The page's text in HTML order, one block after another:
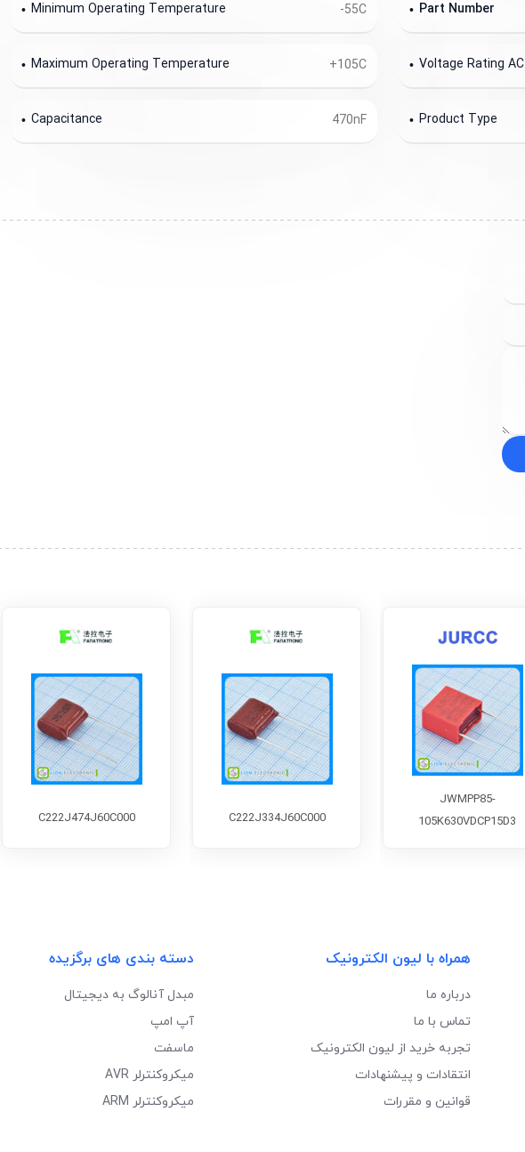
Part Number
-55C
Minimum Operating Temperature
Voltage Rating AC
+105C
Maximum Operating Temperature
Product Type
470nF
Capacitance
JWMPP85-
105K630VDCP15D3
C222J334J60C000
C222J474J60C000
همراه با لیون الکترونیک
درباره ما
تماس با ما
تجربه خرید از لیون الکترونیک
انتقادات و پیشنهادات
قوانین و مقررات
دسته بندی های برگزیده
مبدل آنالوگ به دیجیتال
آپ امپ
ماسفت
میکروکنترلر AVR
میکروکنترلر ARM